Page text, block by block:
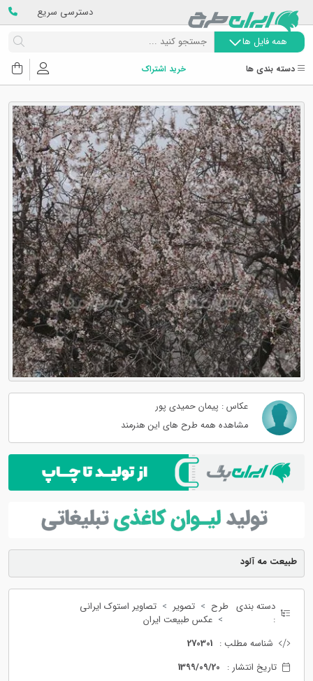
دسترسی سریع
همه فایل ها
دسته بندی ها خرید اشتراک
طبیعت مه آلود
دسته بندی
:
طرح تصویر
تصاویر استوک ایرانی
عکس طبیعت ایران
شناسه مطلب : 270301
تاریخ انتشار : 1399/09/20
عکاس : پیمان حمیدی پور
مشاهده همه طرح های این هنرمند